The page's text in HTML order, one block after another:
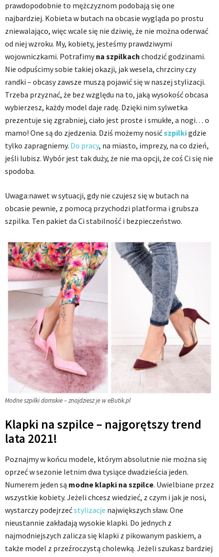
prawdopodobnie to mężczyznom podobają się one
najbardziej. Kobieta w butach na obcasie wygląda po prostu
zniewalająco, więc wcale się nie dziwię, że nie można oderwać
od niej wzroku. My, kobiety, jesteśmy prawdziwymi
wojowniczkami. Potrafimyna szpilkach chodzić godzinami.
Nie odpuścimy sobie takiej okazji, jak wesela, chrzciny czy
randki – obcasy zawsze muszą pojawić się w naszej stylizacji.
Trzeba przyznać, że bez względu na to, jaką wysokość obcasa
wybierzesz, każdy model daje radę. Dzięki nim sylwetka
prezentuje się zgrabniej, ciało jest proste i smukłe, a nogi… o
mamo! One są do zjedzenia. Dziś możemy nosićszpilkigdzie
tylko zapragniemy. Do pracy, na miasto, imprezy, na co dzień,
jeśli lubisz. Wybór jest tak duży, że nie ma opcji, że coś Ci się nie
spodoba.
Uwaga:nawet w sytuacji, gdy nie czujesz się w butach na
obcasie pewnie, z pomocą przychodzi platforma i grubsza
szpilka. Ten pakiet da Ci stabilność i bezpieczeństwo.
Modne szpilki damskie – znajdziesz je w eButik.pl
Klapki na szpilce – najgorętszy trend
lata 2021!
Poznajmy w końcu modele, którym absolutnie nie można się
oprzeć w sezonie letnim dwa tysiące dwadzieścia jeden.
Numerem jeden są modne klapki na szpilce. Uwielbiane przez
wszystkie kobiety. Jeżeli chcesz wiedzieć, z czym i jak je nosi,
wystarczy podejrzećstylizacje największych sław. One
nieustannie zakładają wysokie klapki. Do jednych z
najmodniejszych zalicza się klapki z pikowanym paskiem, a
także model z przeźroczystą cholewką. Jeżeli szukasz bardziej